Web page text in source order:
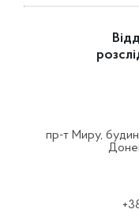
пр-т Миру,